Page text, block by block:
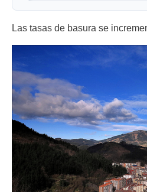
Las tasas de basura se